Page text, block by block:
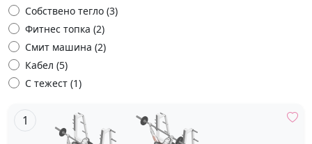
Собствено тегло (3)
Фитнес топка (2)
Смит машина (2)
Кабел (5)
С тежест (1)